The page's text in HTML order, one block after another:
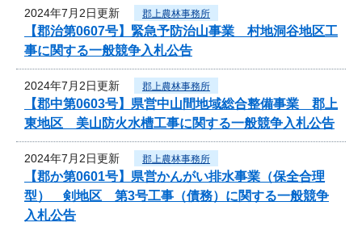
2024年7月2日更新 郡上農林事務所
【郡治第0607号】緊急予防治山事業 村地洞谷地区工
事に関する一般競争入札公告
2024年7月2日更新 郡上農林事務所
【郡中第0603号】県営中山間地域総合整備事業 郡上
東地区 美山防火水槽工事に関する一般競争入札公告
2024年7月2日更新 郡上農林事務所
【郡か第0601号】県営かんがい排水事業（保全合理
型） 剣地区 第3号工事（債務）に関する一般競争
入札公告